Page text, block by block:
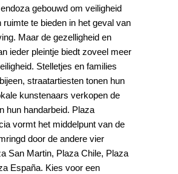
gebouwd om veiligheid
ruimte te bieden in het geval van
Maar de gezelligheid en
ieder pleintje biedt zoveel meer
Stelletjes en families
straatartiesten tonen hun
kunstenaars verkopen de
hun handarbeid. Plaza
vormt het middelpunt van de
door de andere vier
San Martin, Plaza Chile, Plaza
España. Kies voor een